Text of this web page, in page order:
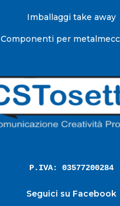
Imballaggi take away
Componenti per
P.IVA: 03577200284
Seguici su Facebook